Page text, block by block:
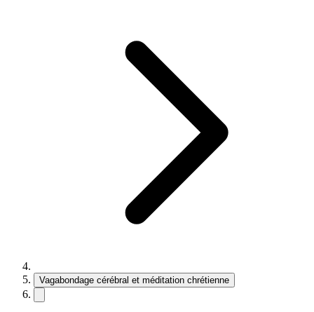
Vagabondage cérébral et méditation chrétienne